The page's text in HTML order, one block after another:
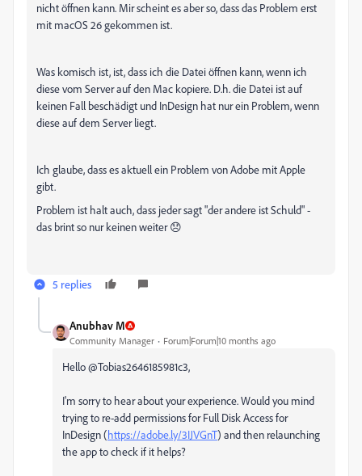
nicht öffnen kann. Mir scheint es aber so, dass das Problem erst
mit macOS 26 gekommen ist.
Was komisch ist, ist, dass ich die Datei öffnen kann, wenn ich
diese vom Server auf den Mac kopiere. D.h. die Datei ist auf
keinen Fall beschädigt und InDesign hat nur ein Problem, wenn
diese auf dem Server liegt.
Ich glaube, dass es aktuell ein Problem von Adobe mit Apple
gibt.
Problem ist halt auch, dass jeder sagt "der andere ist Schuld" -
das brint so nur keinen weiter 😞
5 replies
Anubhav M
Community Manager Forum|Forum|10 months ago
Hello @Tobias2646185981c3,
I'm sorry to hear about your experience. Would you mind
trying to re-add permissions for Full Disk Access for
InDesign (https://adobe.ly/3IJVGnT) and then relaunching
the app to check if it helps?